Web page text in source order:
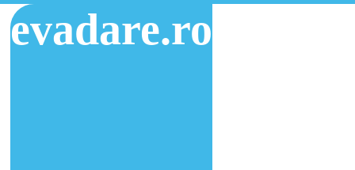
evadare.ro